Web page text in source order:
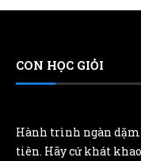
CON HỌC GIỎI
Hành trình ngàn dặm
tiên. Hãy cứ khát